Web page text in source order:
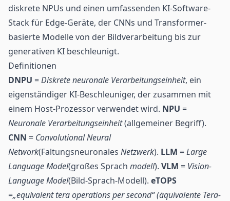
diskrete NPUs und einen umfassenden KI-Software-
Stack für Edge-Geräte, der CNNs und Transformer-
basierte Modelle von der Bildverarbeitung bis zur
generativen KI beschleunigt.
Definitionen
DNPU =Diskrete neuronale Verarbeitungseinheit, ein
eigenständiger KI-Beschleuniger, der zusammen mit
einem Host-Prozessor verwendet wird. NPU =
Neuronale Verarbeitungseinheit(allgemeiner Begriff).
CNN = Convolutional Neural
Network(Faltungsneuronales Netzwerk). LLM =Large
Language Model(großes Sprach modell). VLM = Vision-
Language Model(Bild-Sprach-Modell). eTOPS
=„equivalent tera operations per second“ (äquivalente Tera-